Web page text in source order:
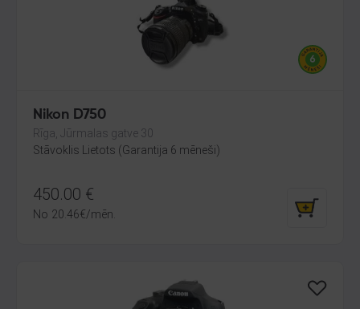
Nikon D750
Rīga, Jūrmalas gatve 30
Stāvoklis Lietots (Garantija 6 mēneši)
450.00 €
No 20.46€/mēn.